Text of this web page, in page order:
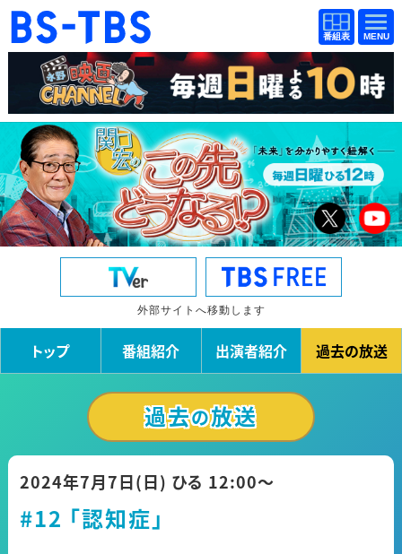
BS-TBS
番組
表
BS-TBS
番組
表
ドラマ 映画
紀行 報道
教養 スポーツ
音楽 エンタメ
アニメ ファンクラブ
イベント ショッピング
公式SNS プレゼント
ご意見・ご感想 会社情報
外部サイトへ移動します
トップ 番組紹介 出演者紹介 過去の放送
過去の放送
2024年7月7日(日) ひる 12:00〜
#12 「認知症」